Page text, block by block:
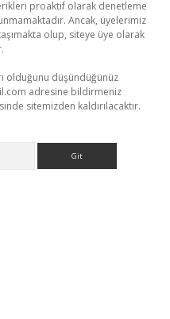
proaktif olarak denetleme
Ancak, üyelerimiz
olup, siteye üye olarak
olduğunu düşündüğünüz
adresine bildirmeniz
sitemizden kaldırılacaktır.